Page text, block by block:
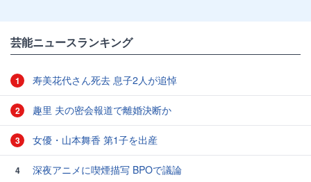
芸能ニュースランキング
1 寿美花代さん死去 息子2人が追悼
2 趣里 夫の密会報道で離婚決断か
3 女優・山本舞香 第1子を出産
4 深夜アニメに喫煙描写 BPOで議論